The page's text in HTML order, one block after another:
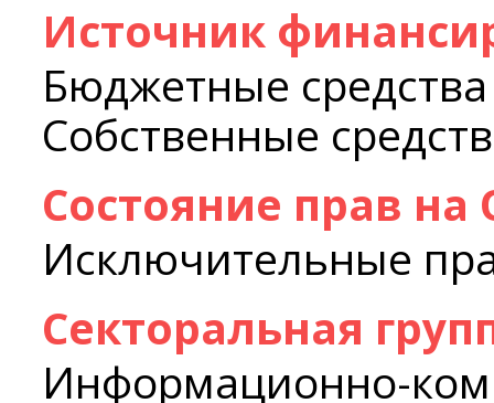
Источник
Бюджетные средства
Собственные
Состояние прав на
Исключительные
Секторальная
Информационно-